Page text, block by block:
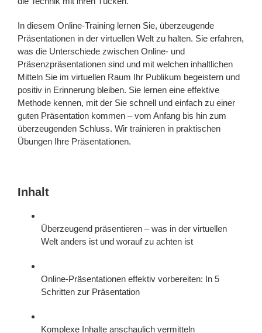
In diesem Online-Training lernen Sie, überzeugende
Präsentationen in der virtuellen Welt zu halten. Sie erfahren,
was die Unterschiede zwischen Online- und
Präsenzpräsentationen sind und mit welchen inhaltlichen
Mitteln Sie im virtuellen Raum Ihr Publikum begeistern und
positiv in Erinnerung bleiben. Sie lernen eine effektive
Methode kennen, mit der Sie schnell und einfach zu einer
guten Präsentation kommen – vom Anfang bis hin zum
überzeugenden Schluss. Wir trainieren in praktischen
Übungen Ihre Präsentationen.
Inhalt
Überzeugend präsentieren – was in der virtuellen
Welt anders ist und worauf zu achten ist
Online-Präsentationen effektiv vorbereiten: In 5
Schritten zur Präsentation
Komplexe Inhalte anschaulich vermitteln